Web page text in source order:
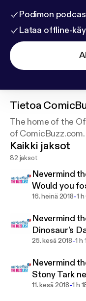
Podimon
Lataa offline-
Tietoa
The home of the
of ComicBuzz.com.
Kaikki jaksot
82 jaksot
Nevermind
Would you
16. heinä 2018-1
Nevermind
Dinosaur's
25. kesä 2018-1 h
Nevermind
Stony Tark
11. kesä 2018-1 h